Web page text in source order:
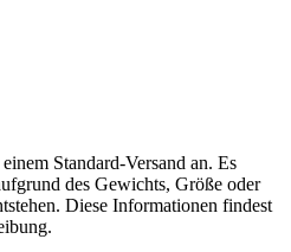
Standard-Versand an. Es
des Gewichts, Größe oder
Diese Informationen findest